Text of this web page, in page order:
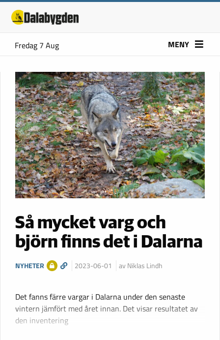
Fredag 7 Aug MENY
Så mycket varg och
björn finns det i Dalarna
NYHETER 2023-06-01 av Niklas Lindh
Det fanns färre vargar i Dalarna under den senaste
vintern jämfört med året innan. Det visar resultatet av
den inventering